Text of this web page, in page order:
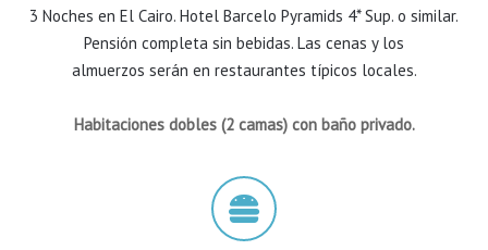
3 Noches en El Cairo. Hotel Barcelo Pyramids 4* Sup. o similar.
Pensión completa sin bebidas. Las cenas y los
almuerzos serán en restaurantes típicos locales.
Habitaciones dobles (2 camas) con baño privado.